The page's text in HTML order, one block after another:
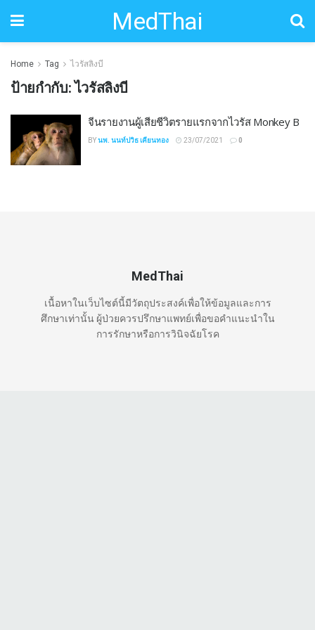
MedThai
Home Tag ไวรัสลิงบี
ป้ายกำกับ:ไวรัสลิงบี
จีนรายงานผู้เสียชีวิตรายแรกจากไวรัส Monkey B
BYนพ. นนท์ปวิธ เคียนทอง 23/07/2021 0
MedThai
เนื้อหาในเว็บไซต์นี้มีวัตถุประสงค์เพื่อให้ข้อมูลและการ
ศึกษาเท่านั้น ผู้ป่วยควรปรึกษาแพทย์เพื่อขอคำแนะนำใน
การรักษาหรือการวินิจฉัยโรค